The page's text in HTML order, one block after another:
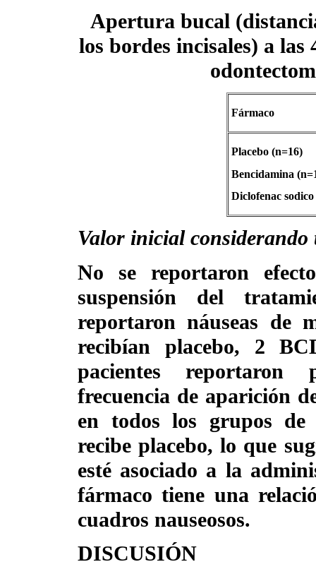
Apertura bucal
los bordes incisales) a las
Fármaco
Placebo (n=16)
Bencidamina
Diclofenac
Valor inicial considerando
No se reportaron
suspensión del
reportaron náuseas de
recibían placebo, 2
pacientes reportaron
frecuencia de aparición
en todos los grupos
recibe placebo, lo que
esté asociado a la
fármaco tiene una
cuadros nauseosos.
DISCUSIÓN